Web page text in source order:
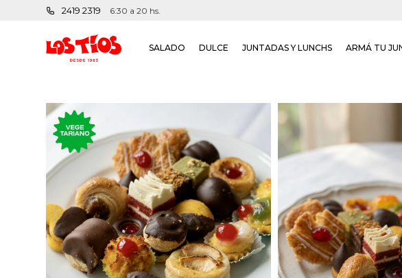
SALADO DULCE JUNTADAS Y LUNCHS ARMÁ TU
2419 2319 6:30 a 20 hs.